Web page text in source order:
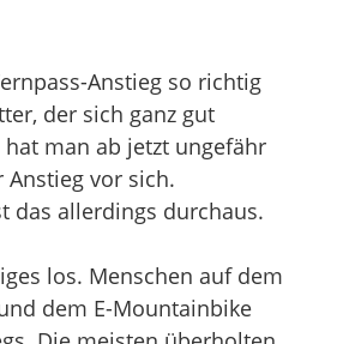
Anstieg so richtig
der sich ganz gut
man ab jetzt ungefähr
Anstieg vor sich.
das allerdings durchaus.
los. Menschen auf dem
dem E-Mountainbike